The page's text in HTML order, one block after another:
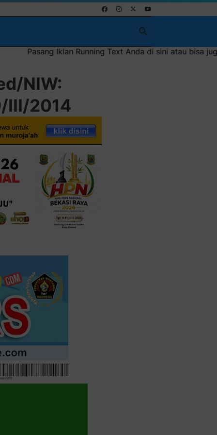
Pasang Iklan Running Text Anda di sini atau bisa juga
NIW:
III/2014